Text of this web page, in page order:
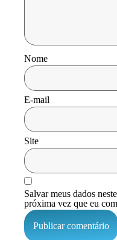
Nome
E-mail
Site
Salvar meus dados
próxima vez que eu